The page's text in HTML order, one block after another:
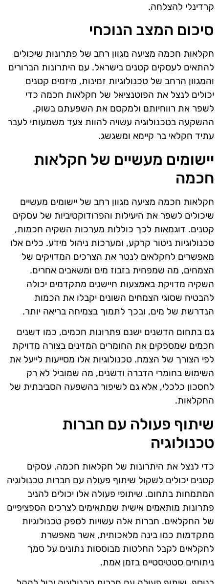
קרדינלי להצלחה.
סיכום המצב הנוכחי
חקלאות חכמה מציעה מגוון רחב של פתרונות שיכולים
להתאים לעסקים קטנים בישראל. עם היתרונות הברורים
והמגוון הרחב של טכנולוגיות זמינות, מיזמים קטנים
יכולים לנצל את הפוטנציאל של חקלאות חכמה כדי
לשפר את רווחיותם ולמקסם את השפעתם בשוק.
ההשקעה בטכנולוגיה עשויה להוות צעד משמעותי לעבר
עתיד חקלאי בר קיימא ומשגשג.
יישומים מעשיים של חקלאות
חכמה
חקלאות חכמה מציעה מגוון רחב של יישומים מעשיים
שיכולים לשפר את היעילות והפרודוקטיביות של עסקים
קטנים. דוגמאות לכך כוללות מערכות השקיה חכמות,
טכנולוגיות ניטור קרקע, ומערכות ניהול מידע. כלים אלו
מאפשרים לחקלאים לנטר את הצרכים המדויקים של
הצמחים, מה שמפחית בזבוז מים ומשאבים אחרים.
השקיה מדויקת באמצעות חיישנים מתקדמים יכולה
להבטיח שסוגי הצמחים השונים יקבלו את הכמות
הנדרשת של מים, ובכך לתמוך בצמיחה בריאה יותר.
גם בתחום הדשנים ישנם פתרונות חכמים, כמו דשנים
חכמים שמספקים את החומרים המזינים בצורה מדויקת
לפי הצורך של הצמח. טכנולוגיות אלו מסייעות לייעל את
השימוש בחומרי הדברה ודשנים, מה שמוביל לא רק
לחסכון כלכלי, אלא גם לשיפור בהשפעה הסביבתית של
החקלאות.
שיתוף פעולה עם חברות
טכנולוגיה
כדי לנצל את היתרונות של חקלאות חכמה, עסקים
קטנים יכולים לשקול שיתוף פעולה עם חברות טכנולוגיה
המתמחות בתחום. שיתופי פעולה אלו יכולים להניב
פתרונות מותאמים אישית שמתאימים לצרכים הספציפיים
של החקלאים. חברות אלה עשויות לספק טכנולוגיות
מתקדמות כמו בינה מלאכותית, אשר מאפשרת
לחקלאים לקבל החלטות מבוססות נתונים על סמך
ניתוחים סטטיסטיים בזמן אמת.